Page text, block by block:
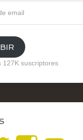
127K suscriptores